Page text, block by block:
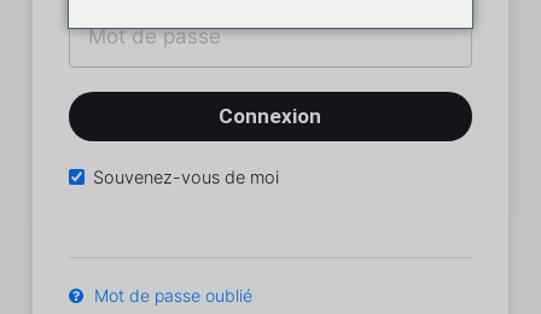
Souvenez-vous de moi
Mot de passe oublié